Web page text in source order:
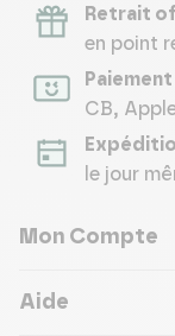
Retrait
en point
CB,
le jour
Mon Compte
Aide